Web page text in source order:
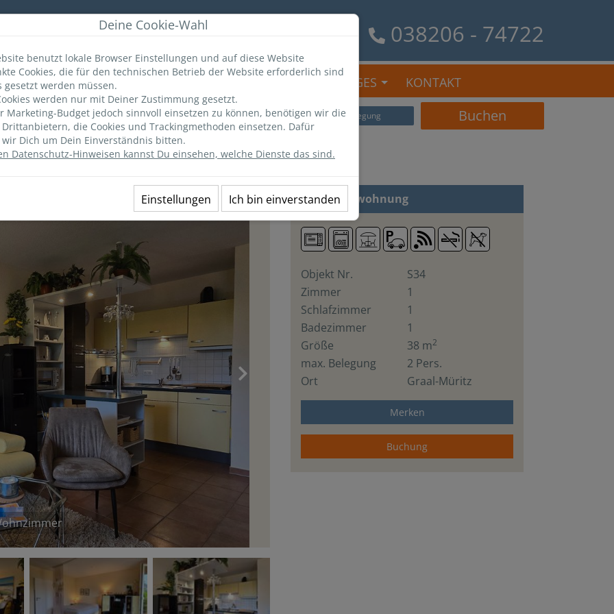
Deine Cookie-Wahl
benutzt lokale Browser Einstellungen und auf diese Website
Cookies, die für den technischen Betrieb der Website erforderlich sind
gesetzt werden müssen.
werden nur mit Deiner Zustimmung gesetzt.
Marketing-Budget jedoch sinnvoll einsetzen zu können, benötigen wir die
die Cookies und Trackingmethoden einsetzen. Dafür
Dich um Dein Einverständnis bitten.
Datenschutz-Hinweisen kannst Du einsehen, welche Dienste das sind.
Einstellungen Ich bin einverstanden
038206 - 74722
ANGEBOTE MERKLISTE SONSTIGES KONTAKT
Ausstattung Lage Preise Belegung Buchen
"Harmonie"
›
1 ZiFerienwohnung
Objekt Nr.
S34
Zimmer
1
Schlafzimmer
1
Badezimmer
1
Größe
38 m2
max. Belegung
2 Pers.
Ort
Graal-Müritz
Merken
Buchung